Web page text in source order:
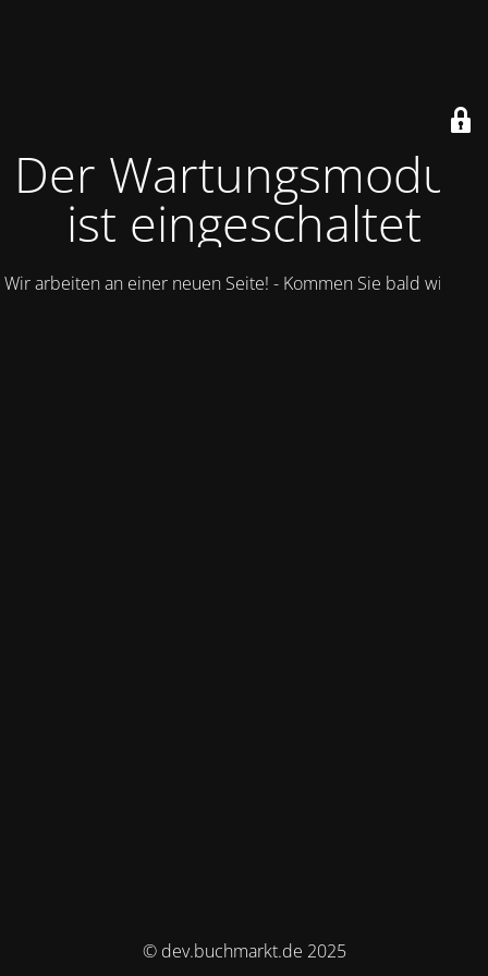
Der Wartungsmodus
ist eingeschaltet
Wir arbeiten an einer neuen Seite! - Kommen Sie bald wieder.
© dev.buchmarkt.de 2025